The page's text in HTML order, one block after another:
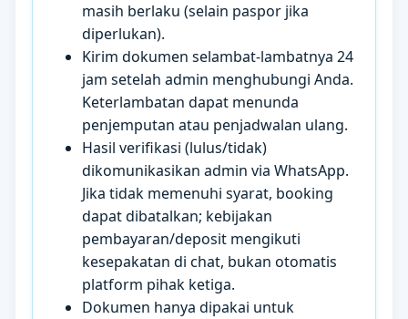
masih berlaku (selain paspor jika
diperlukan).
Kirim dokumen selambat-lambatnya 24
jam setelah admin menghubungi Anda.
Keterlambatan dapat menunda
penjemputan atau penjadwalan ulang.
Hasil verifikasi (lulus/tidak)
dikomunikasikan admin via WhatsApp.
Jika tidak memenuhi syarat, booking
dapat dibatalkan; kebijakan
pembayaran/deposit mengikuti
kesepakatan di chat, bukan otomatis
platform pihak ketiga.
Dokumen hanya dipakai untuk